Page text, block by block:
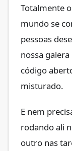
Totalmente
mundo se
pessoas
nossa
código
misturado.
E nem
rodando ali
outro nas